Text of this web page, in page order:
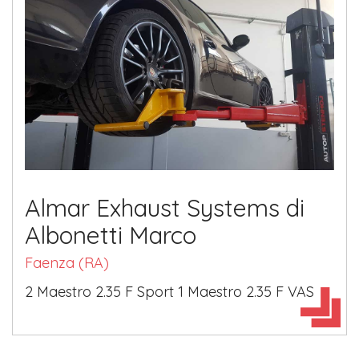
Almar Exhaust Systems di
Albonetti Marco
Faenza (RA)
2 Maestro 2.35 F Sport 1 Maestro 2.35 F VAS